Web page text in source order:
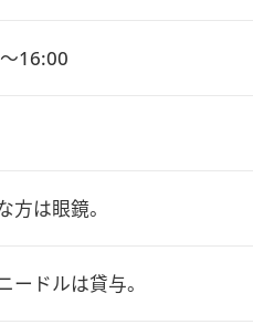
16:00
方は眼鏡。
ードルは貸与。